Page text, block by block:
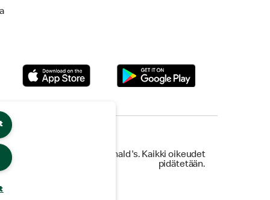
© 2026 McDonald's. Kaikki oikeudet
pidätetään.